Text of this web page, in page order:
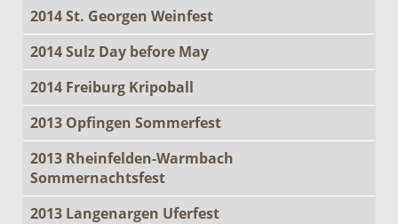
2014 St. Georgen Weinfest
2014 Sulz Day before May
2014 Freiburg Kripoball
2013 Opfingen Sommerfest
2013 Rheinfelden-Warmbach
Sommernachtsfest
2013 Langenargen Uferfest